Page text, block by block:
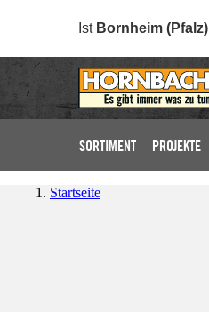
Ist Bornheim (Pfalz)
SORTIMENT PROJEKTE
Startseite